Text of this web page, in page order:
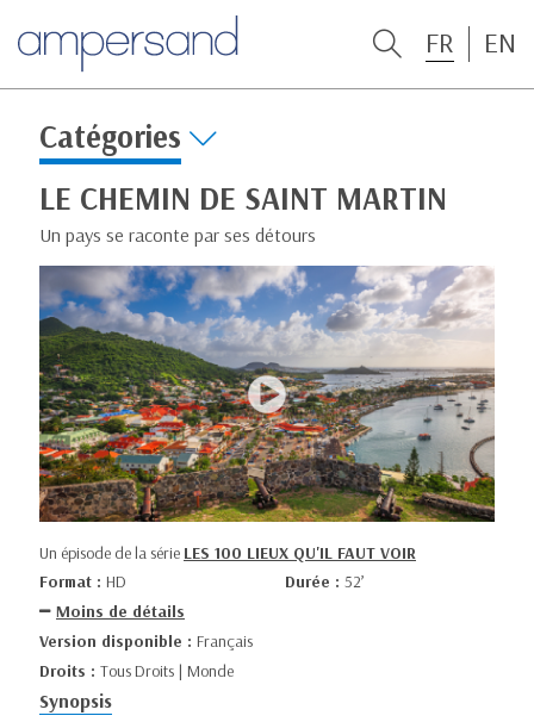
FR EN
Catégories
LE CHEMIN DE SAINT MARTIN
Un pays se raconte par ses détours
Un épisode de la série LES 100 LIEUX QU'IL FAUT VOIR
Format : HD Durée : 52’
Moins de détails
Version disponible : Français
Droits : Tous Droits | Monde
Synopsis